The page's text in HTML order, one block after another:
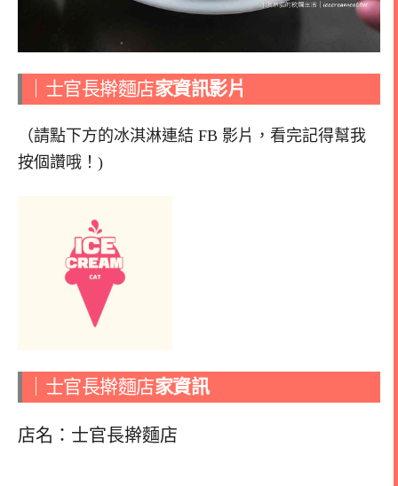
｜士官長擀麵店家資訊影片
（請點下方的冰淇淋連結 FB 影片，看完記得幫我
按個讚哦！)
｜士官長擀麵店家資訊
店名：士官長擀麵店